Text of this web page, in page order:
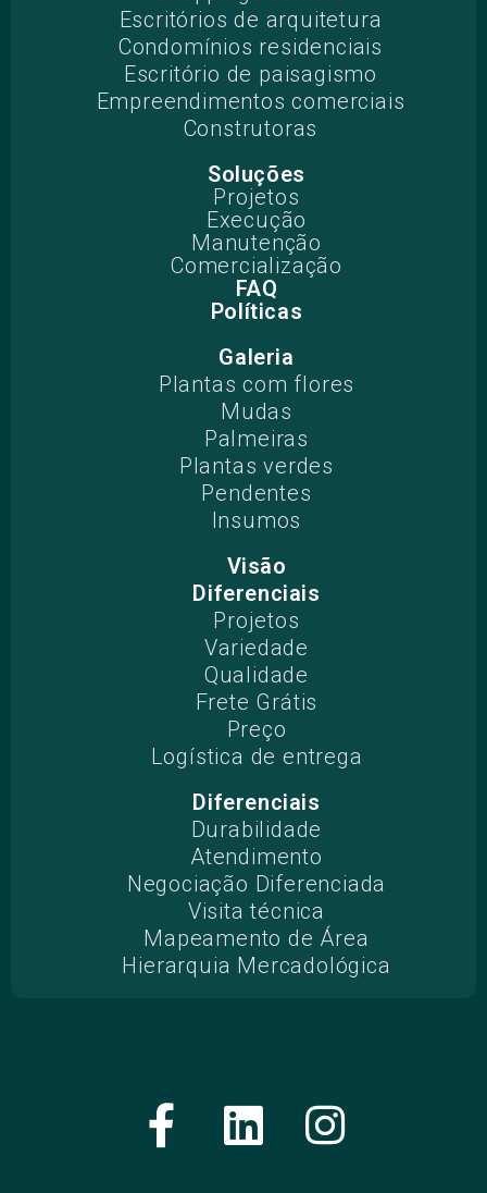
Escritórios de arquitetura
Condomínios residenciais
Escritório de paisagismo
Empreendimentos comerciais
Construtoras
Soluções
Projetos
Execução
Manutenção
Comercialização
FAQ
Políticas
Galeria
Plantas com flores
Mudas
Palmeiras
Plantas verdes
Pendentes
Insumos
Visão
Diferenciais
Projetos​
Variedade
Qualidade
Frete Grátis
Preço
Logística de entrega
Diferenciais
Durabilidade
Atendimento
Negociação Diferenciada
Visita técnica
Mapeamento de Área
Hierarquia Mercadológica